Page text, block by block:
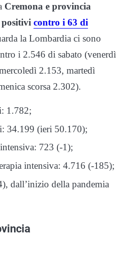
Cremona e provincia
positivi contro i 63 di
la Lombardia ci sono
i 2.546 di sabato (venerdì
2.153, martedì
scorsa 2.302).
1.782;
34.199 (ieri 50.170);
723 (-1);
intensiva: 4.716 (-185);
dall’inizio della pandemia